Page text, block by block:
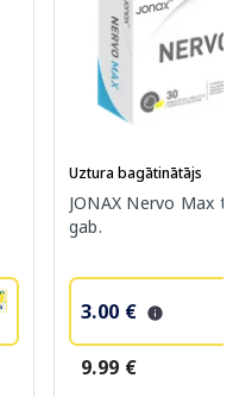
Uztura bagātinātājs
JONAX Nervo Max
gab.
3.00 €
9.99 €